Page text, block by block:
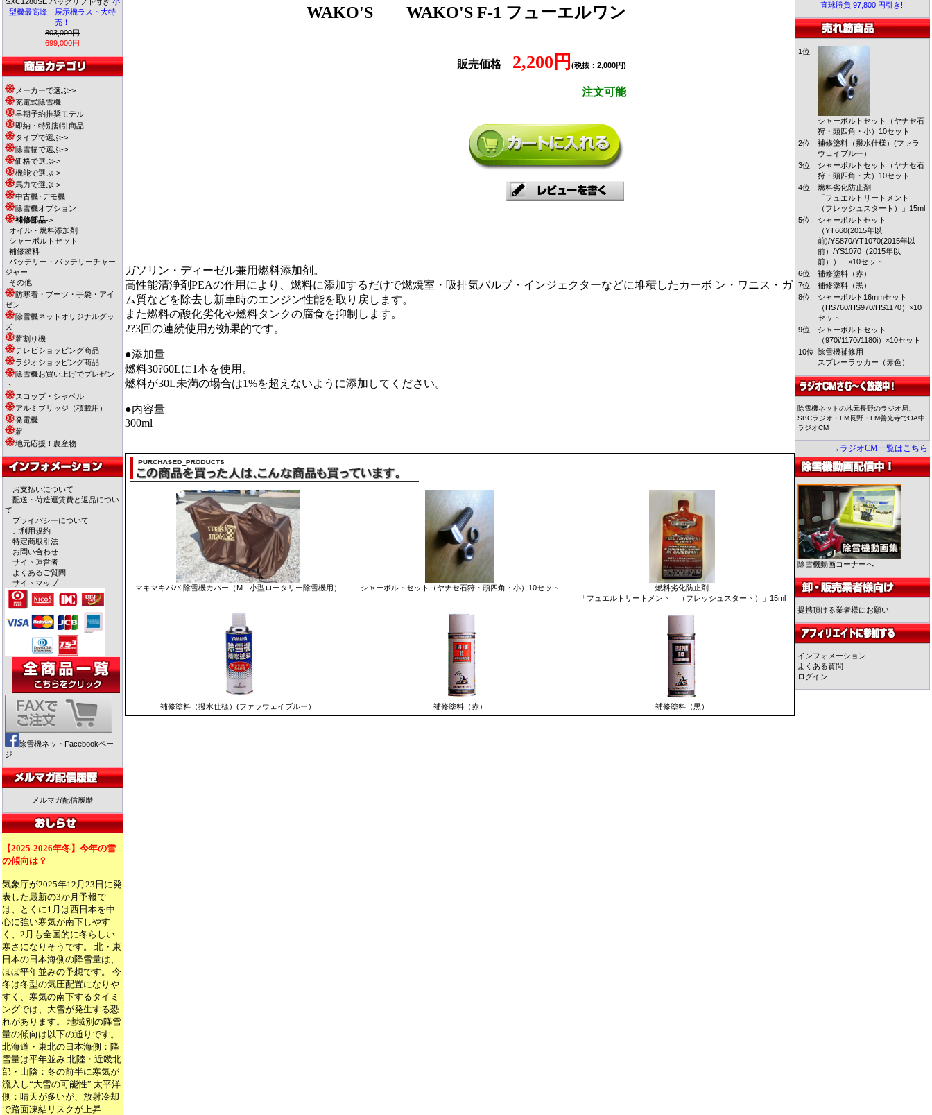
型機最高峰 展示機ラスト大特
売！
803,000円
699,000円
メーカーで選ぶ->
充電式除雪機
早期予約推奨モデル
即納・特別割引商品
タイプで選ぶ->
除雪幅で選ぶ->
価格で選ぶ->
機能で選ぶ->
馬力で選ぶ->
中古機･デモ機
除雪機オプション
補修部品->
オイル・燃料添加剤
シャーボルトセット
補修塗料
バッテリー・バッテリーチャー
ジャー
その他
防寒着・ブーツ・手袋・アイ
ゼン
除雪機ネットオリジナルグッ
ズ
薪割り機
テレビショッピング商品
ラジオショッピング商品
除雪機お買い上げでプレゼン
ト
スコップ・シャベル
アルミブリッジ（積載用）
発電機
薪
地元応援！農産物
お支払いについて
配送・荷造運賃費と返品につい
て
プライバシーについて
ご利用規約
特定商取引法
お問い合わせ
サイト運営者
よくあるご質問
サイトマップ
除雪機ネットFacebookペー
ジ
メルマガ配信履歴
【2025-2026年冬】今年の雪
の傾向は？
気象庁が2025年12月23日に発
表した最新の3か月予報で
は、とくに1月は西日本を中
心に強い寒気が南下しやす
く、2月も全国的に冬らしい
寒さになりそうです。 北・東
日本の日本海側の降雪量は、
ほぼ平年並みの予想です。 今
冬は冬型の気圧配置になりや
すく、寒気の南下するタイミ
ングでは、大雪が発生する恐
れがあります。 地域別の降雪
量の傾向は以下の通りです。
北海道・東北の日本海側：降
雪量は平年並み 北陸・近畿北
部・山陰：冬の前半に寒気が
流入し“大雪の可能性” 太平洋
側：晴天が多いが、放射冷却
で路面凍結リスクが上昇
WAKO'S WAKO'S F-1 フューエルワン
販売価格 2,200円 (税抜：2,000円)
注文可能
ガソリン・ディーゼル兼用燃料添加剤。
高性能清浄剤PEAの作用により、燃料に添加するだけで燃焼室・吸排気バルブ・インジェクターなどに堆積したカーボ ン・ワニス・ガ
ム質などを除去し新車時のエンジン性能を取り戻します。
また燃料の酸化劣化や燃料タンクの腐食を抑制します。
2?3回の連続使用が効果的です。
●添加量
燃料30?60Lに1本を使用。
燃料が30L未満の場合は1%を超えないように添加してください。
●内容量
300ml
マキマキパパ 除雪機カバー（M - 小型ロータリー除雪機用） シャーボルトセット（ヤナセ石狩・頭四角・小）10セット
燃料劣化防止剤
「フュエルトリートメント （フレッシュスタート）」15ml
補修塗料（撥水仕様）(ファラウェイブルー） 補修塗料（赤） 補修塗料（黒）
直球勝負 97,800 円引き!!
1位.
シャーボルトセット（ヤナセ石
狩・頭四角・小）10セット
2位.
補修塗料（撥水仕様）(ファラ
ウェイブルー）
3位.
シャーボルトセット（ヤナセ石
狩・頭四角・大）10セット
4位.
燃料劣化防止剤
「フュエルトリートメント
（フレッシュスタート）」15ml
5位.
シャーボルトセット
（YT660(2015年以
前)/YS870/YT1070(2015年以
前）/YS1070（2015年以
前）） ×10セット
6位.
補修塗料（赤）
7位.
補修塗料（黒）
8位.
シャーボルト16mmセット
（HS760/HS970/HS1170）×10
セット
9位.
シャーボルトセット
（970i/1170i/1180i）×10セット
10位. 除雪機補修用
スプレーラッカー（赤色）
除雪機ネットの地元長野のラジオ局、
SBCラジオ・FM長野・FM善光寺でOA中
ラジオCM
→ラジオCM一覧はこちら
除雪機動画コーナーへ
提携頂ける業者様にお願い
インフォメーション
よくある質問
ログイン